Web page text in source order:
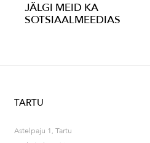
JÄLGI MEID KA
SOTSIAALMEEDIAS
TARTU
Astelpaju 1, Tartu